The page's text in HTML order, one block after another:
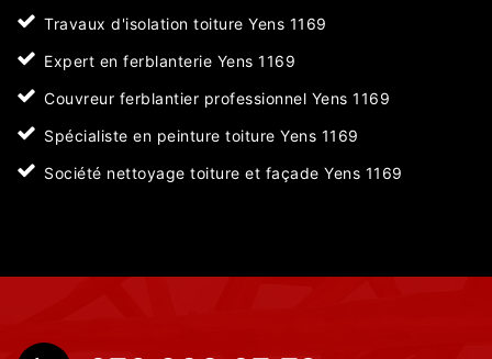
Travaux d'isolation toiture Yens 1169
Expert en ferblanterie Yens 1169
Couvreur ferblantier professionnel Yens 1169
Spécialiste en peinture toiture Yens 1169
Société nettoyage toiture et façade Yens 1169